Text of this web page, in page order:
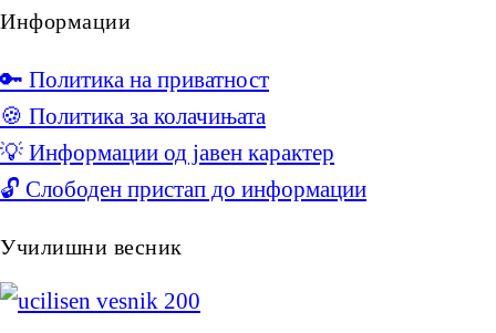
Информации
🔑 Политика на приватност
🍪 Политика за колачињата
💡 Информации од јавен карактер
🔓 Слободен пристап до информации
Училишни весник